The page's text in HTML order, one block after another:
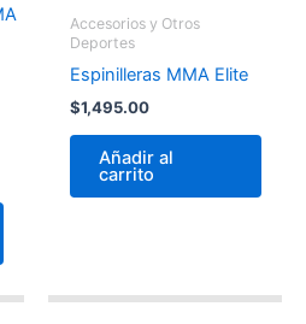
Accesorios y Otros
Deportes
Espinilleras MMA Elite
$1,495.00
Añadir al
carrito